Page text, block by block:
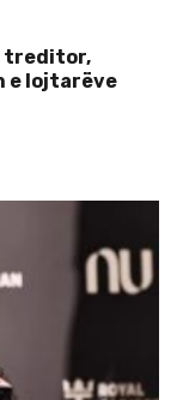
treditor,
e lojtarëve